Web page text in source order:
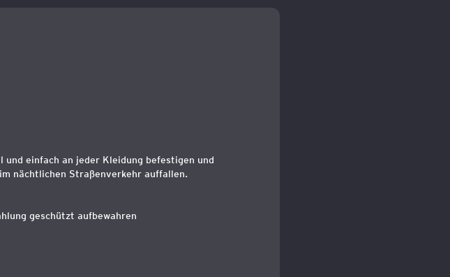
einfach an jeder Kleidung befestigen und
nächtlichen Straßenverkehr auffallen.
geschützt aufbewahren